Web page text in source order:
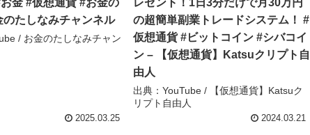
のたしなみチャンネル
/ お金のたしなみチャン
2025.03.25
の超簡単副業トレードシステム！ #
仮想通貨 #ビットコイン #シバコイ
ン – 【仮想通貨】Katsuクリプト自
由人
出典：YouTube / 【仮想通貨】Katsuク
リプト自由人
2024.03.21